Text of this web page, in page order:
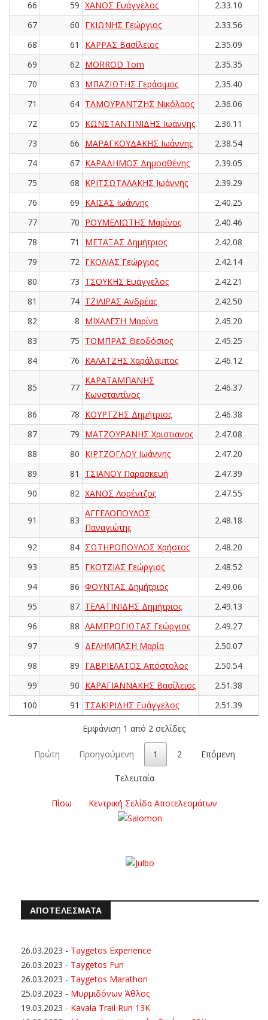
66
59 ΧΑΝΟΣ Ευάγγελος
2.33.10
67
60 ΓΚΙΩΝΗΣ Γεώργιος
2.33.56
68
61 ΚΑΡΡΑΣ Βασίλειος
2.35.09
69
62 MORROD Tom
2.35.35
70
63 ΜΠΑΖΙΩΤΗΣ Γεράσιμος
2.35.40
71
64 ΤΑΜΟΥΡΑΝΤΖΗΣ Νικόλαος
2.36.06
72
65 ΚΩΝΣΤΑΝΤΙΝΙΔΗΣ Ιωάννης
2.36.11
73
66 ΜΑΡΑΓΚΟΥΔΑΚΗΣ Ιωάννης
2.38.54
74
67 ΚΑΡΑΔΗΜΟΣ Δημοσθένης
2.39.05
75
68 ΚΡΙΤΣΩΤΑΛΑΚΗΣ Ιωάννης
2.39.29
76
69 ΚΑΪΣΑΣ Ιωάννης
2.40.25
77
70 ΡΟΥΜΕΛΙΩΤΗΣ Μαρίνος
2.40.46
78
71 ΜΕΤΑΞΑΣ Δημήτριος
2.42.08
79
72 ΓΚΟΛΙΑΣ Γεώργιος
2.42.14
80
73 ΤΣΟΥΚΗΣ Ευάγγελος
2.42.21
81
74 ΤΖΙΛΙΡΑΣ Ανδρέας
2.42.50
82
8 ΜΙΧΑΛΕΣΗ Μαρίνα
2.45.20
83
75 ΤΟΜΠΡΑΣ Θεοδόσιος
2.45.25
84
76 ΚΑΛΑΤΖΗΣ Χαράλαμπος 2.46.12
85 77
ΚΑΡΑΤΑΜΠΑΝΗΣ
Κωνσταντίνος
2.46.37
86 78 ΚΟΥΡΤΖΗΣ Δημήτριος
2.46.38
87
79 ΜΑΤΖΟΥΡΑΝΗΣ Χριστιανος
2.47.08
88
80 ΚΙΡΤΖΟΓΛΟΥ Ιωάννης
2.47.20
89
81 ΤΣΙΑΝΟΥ Παρασκευή
2.47.39
90
82 ΧΑΝΟΣ Λορέντζος 2.47.55
91 83
ΑΓΓΕΛΟΠΟΥΛΟΣ
Παναγιώτης
2.48.18
92 84 ΣΩΤΗΡΟΠΟΥΛΟΣ Χρήστος
2.48.20
93
85 ΓΚΟΤΖΙΑΣ Γεώργιος
2.48.52
94
86 ΦΟΥΝΤΑΣ Δημήτριος
2.49.06
95
87 ΤΕΛΑΤΙΝΙΔΗΣ Δημήτριος
2.49.13
96
88 ΛΑΜΠΡΟΓΙΩΤΑΣ Γεώργιος
2.49.27
97
9 ΔΕΛΗΜΠΑΣΗ Μαρία
2.50.07
98
89 ΓΑΒΡΙΕΛΑΤΟΣ Απόστολος
2.50.54
99
90 ΚΑΡΑΓΙΑΝΝΑΚΗΣ Βασίλειος
2.51.38
100
91 ΤΣΑΚΙΡΙΔΗΣ Ευάγγελος 2.51.39
Εμφάνιση 1 από 2 σελίδες
Πρώτη Προηγούμενη 1 2 Επόμενη
Τελευταία
Πίσω Κεντρική Σελίδα Αποτελεσμάτων
ΑΠΟΤΕΛΕΣΜΑΤΑ
26.03.2023 - Taygetos Experience
26.03.2023 - Taygetos Fun
26.03.2023 - Taygetos Marathon
25.03.2023 - Μυρμιδόνων Άθλος
19.03.2023 - Kavala Trail Run 13K